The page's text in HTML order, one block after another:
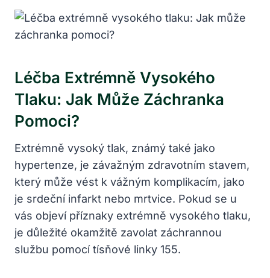
Léčba Extrémně Vysokého
Tlaku: Jak Může Záchranka
Pomoci?
Extrémně vysoký tlak, známý také jako
hypertenze, je závažným zdravotním stavem,
který může vést k vážným komplikacím, jako
je srdeční infarkt nebo mrtvice. Pokud se u
vás objeví příznaky extrémně vysokého tlaku,
je důležité okamžitě zavolat záchrannou
službu pomocí tísňové linky 155.